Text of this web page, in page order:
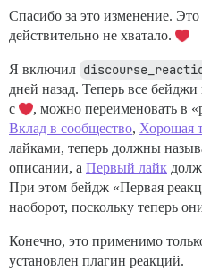
Спасибо за это изменение.
действительно не хватало.
Я включил
дней назад. Теперь все
с
, можно переименовать в
Вклад в сообщество, Хорошая
лайками, теперь должны
описании, а Первый лайк
При этом бейдж «Первая
наоборот, поскольку теперь
Конечно, это применимо
установлен плагин реакций.